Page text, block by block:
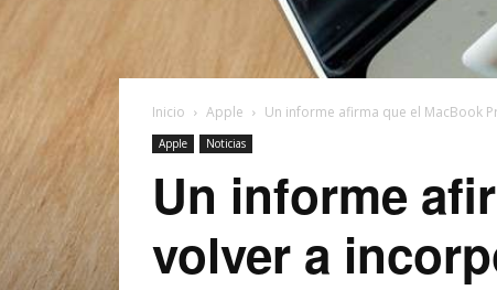
Inicio Apple Un informe afirma que el MacBook
Apple Noticias
Un informe
volver a